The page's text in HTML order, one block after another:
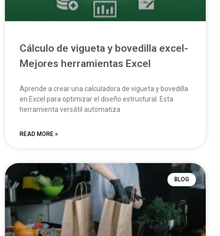
Cálculo de vigueta y bovedilla excel-
Mejores herramientas Excel
Aprende a crear una calculadora de vigueta y bovedilla
en Excel para optimizar el diseño estructural. Esta
herramienta versátil automatiza
READ MORE »
BLOG